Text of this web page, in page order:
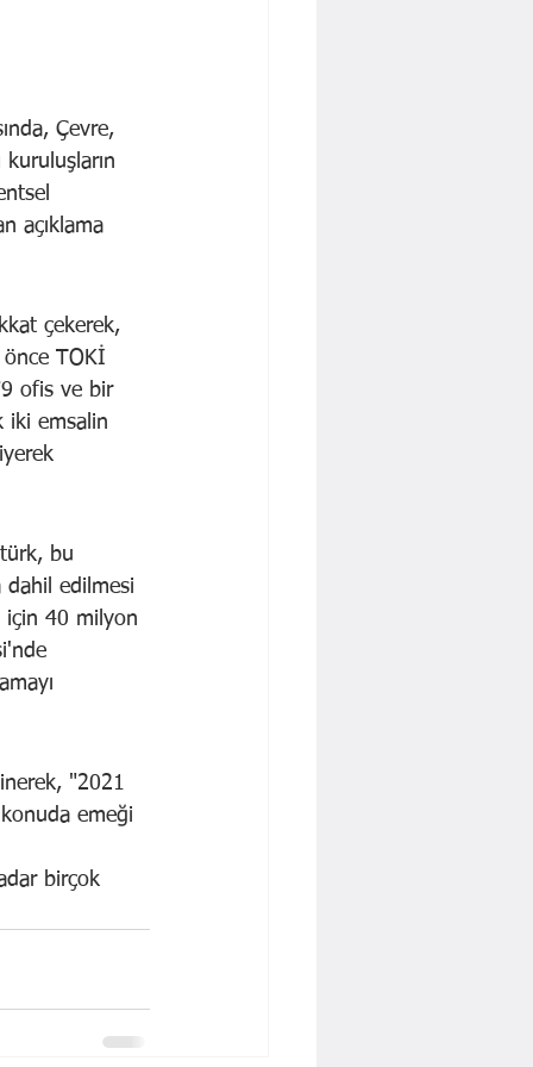
Çevre,
açıklama
çekerek,
önce TOKİ
ofis ve bir
iki emsalin
bu
dahil edilmesi
için 40 milyon
"2021
emeği
birçok